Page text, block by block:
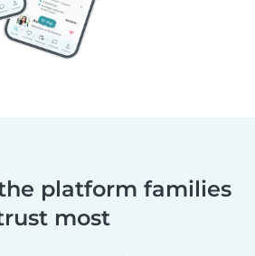
platform families
most